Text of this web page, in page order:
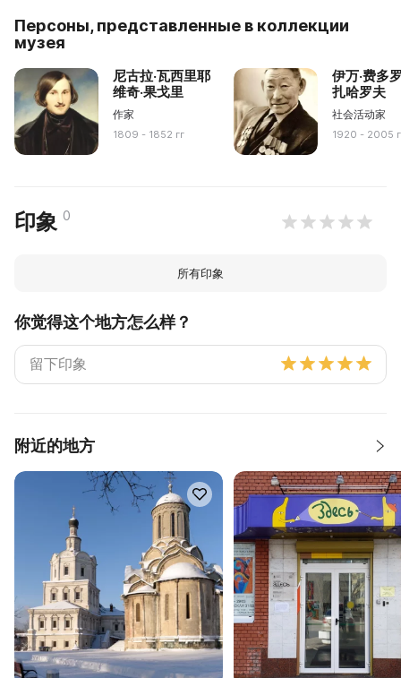
Персоны, представленные в коллекции
музея
尼古拉·瓦西里耶
维奇·果戈里
作家
1809 - 1852 гг
伊万·费多
扎哈罗夫
社会活动家
1920 - 2005
印象 0
所有印象
你觉得这个地方怎么样？
附近的地方